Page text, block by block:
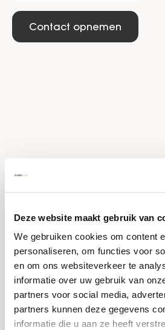
Deze website maakt gebruik van
We gebruiken cookies om content
personaliseren, om functies voor
en om ons websiteverkeer te
informatie over uw gebruik van
partners voor social media,
partners kunnen deze gegevens
informatie die u aan ze heeft
Contact opnemen
Wij delen kennis
inspirerende
het belangrijk om meer te
behandelingen. Met onze
delen we
nemen we onzekerheden
je grondig voor op een
Daarnaast bieden we